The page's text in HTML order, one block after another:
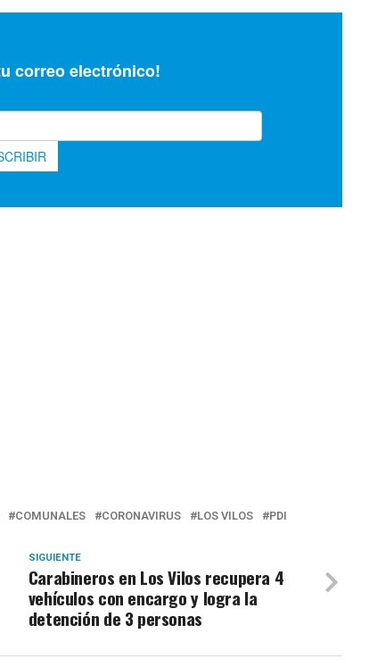
COMUNALES CORONAVIRUS LOS VILOS PDI
SIGUIENTE
Carabineros en Los Vilos recupera 4
vehículos con encargo y logra la
detención de 3 personas